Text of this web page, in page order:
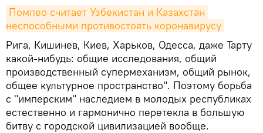
Помпео считает Узбекистан и Казахстан
неспособными противостоять коронавирусу
Рига, Кишинев, Киев, Харьков, Одесса, даже Тарту
какой-нибудь: общие исследования, общий
производственный супермеханизм, общий рынок,
общее культурное пространство". Поэтому борьба
с "имперским" наследием в молодых республиках
естественно и гармонично перетекла в большую
битву с городской цивилизацией вообще.